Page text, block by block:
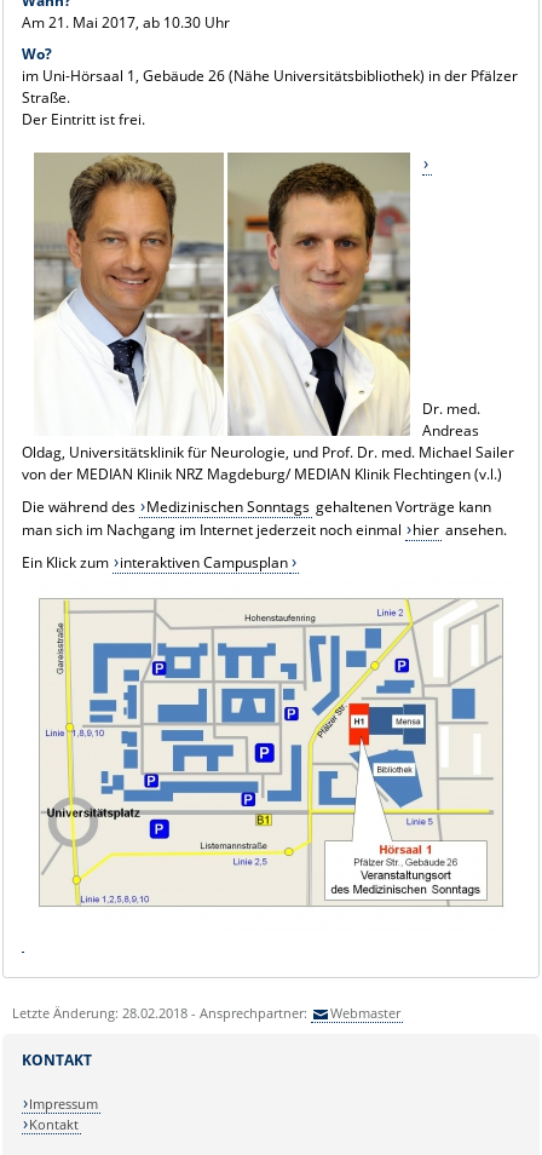
Am 21. Mai 2017, ab 10.30 Uhr
Wo?
im Uni-Hörsaal 1, Gebäude 26 (Nähe Universitätsbibliothek) in der Pfälzer
Straße.
Der Eintritt ist frei.
Dr. med.
Andreas
Oldag, Universitätsklinik für Neurologie, und Prof. Dr. med. Michael Sailer
von der MEDIAN Klinik NRZ Magdeburg/ MEDIAN Klinik Flechtingen (v.l.)
Die während des Medizinischen Sonntags gehaltenen Vorträge kann
man sich im Nachgang im Internet jederzeit noch einmal
hier ansehen.
Ein Klick zum interaktiven Campusplan
Letzte Änderung: 28.02.2018 - Ansprechpartner: Webmaster
KONTAKT
Impressum
Kontakt